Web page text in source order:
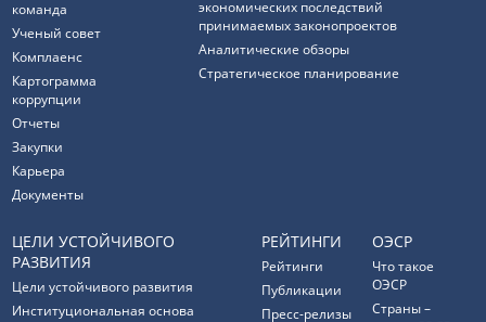
команда
Ученый совет
Комплаенс
Картограмма
коррупции
Отчеты
Закупки
Карьера
Документы
экономических последствий
принимаемых законопроектов
Аналитические обзоры
Стратегическое планирование
ЦЕЛИ УСТОЙЧИВОГО
РАЗВИТИЯ
Цели устойчивого развития
Институциональная основа
РЕЙТИНГИ
Рейтинги
Публикации
Пресс-релизы
ОЭСР
Что такое
ОЭСР
Страны –